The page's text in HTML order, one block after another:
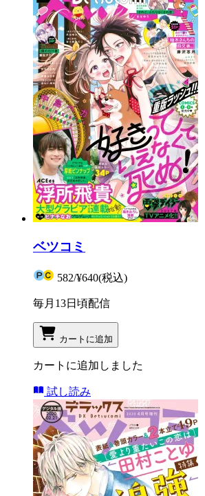
ベツコミ
582/¥640(税込)
毎月13日頃配信
カートに追加
カートに追加しました
試し読み